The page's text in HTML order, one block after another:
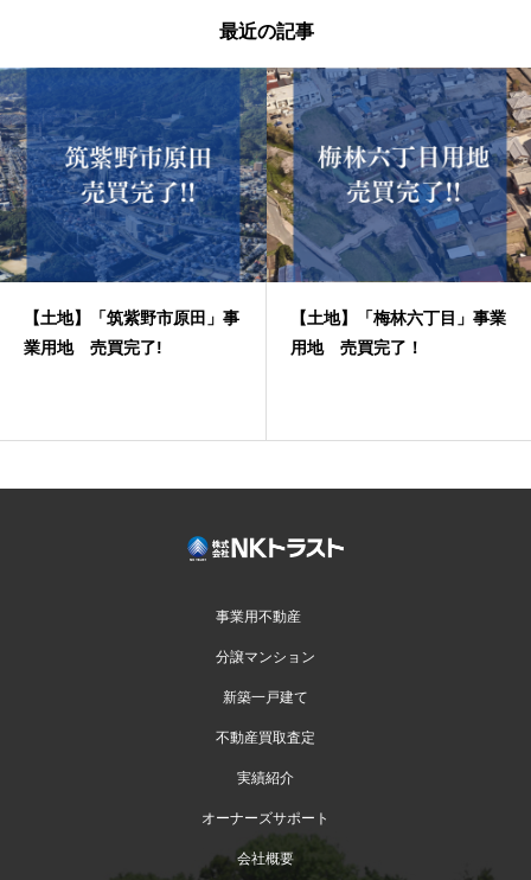
最近の記事
【土地】「筑紫野市原田」事
業用地 売買完了!
【土地】「梅林六丁目」事業
用地 売買完了！
事業用不動産
分譲マンション
新築一戸建て
不動産買取査定
実績紹介
オーナーズサポート
会社概要